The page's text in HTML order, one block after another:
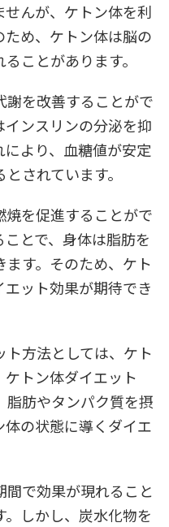
んが、ケトン体を利
め、ケトン体は脳の
ことがあります。
謝を改善することがで
ンスリンの分泌を抑
より、血糖値が安定
されています。
焼を促進することがで
とで、身体は脂肪を
す。そのため、ケト
ット効果が期待でき
方法としては、ケト
トン体ダイエット
脂肪やタンパク質を摂
の状態に導くダイエ
で効果が現れること
しかし、炭水化物を